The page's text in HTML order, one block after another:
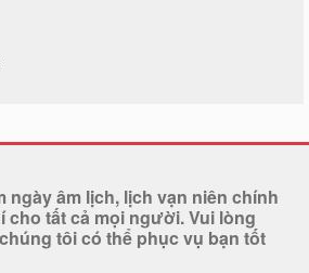
ngày âm lịch, lịch vạn niên chính
cho tất cả mọi người. Vui lòng
tôi có thể phục vụ bạn tốt